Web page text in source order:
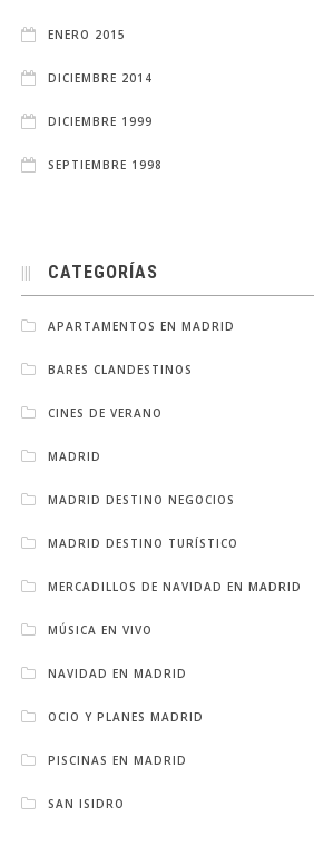
ENERO 2015
DICIEMBRE 2014
DICIEMBRE 1999
SEPTIEMBRE 1998
CATEGORÍAS
APARTAMENTOS EN MADRID
BARES CLANDESTINOS
CINES DE VERANO
MADRID
MADRID DESTINO NEGOCIOS
MADRID DESTINO TURÍSTICO
MERCADILLOS DE NAVIDAD EN MADRID
MÚSICA EN VIVO
NAVIDAD EN MADRID
OCIO Y PLANES MADRID
PISCINAS EN MADRID
SAN ISIDRO